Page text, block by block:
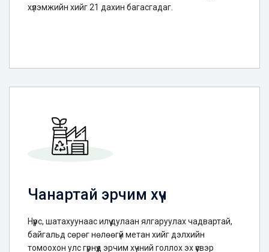
хүлэмжийн хийг 21 дахин багасгадаг.
Чанартай эрчим хүч
Нүүрс, шатахуунаас илүү дулаан ялгаруулах чадвартай,
байгальд сөрөг нөлөөгүй метан хийг дэлхийн
томоохон улс гүрнүүд эрчим хүчний голлох эх үүсвэр